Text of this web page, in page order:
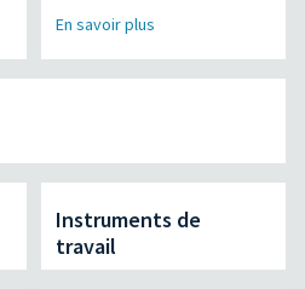
En savoir plus
Instruments de
travail